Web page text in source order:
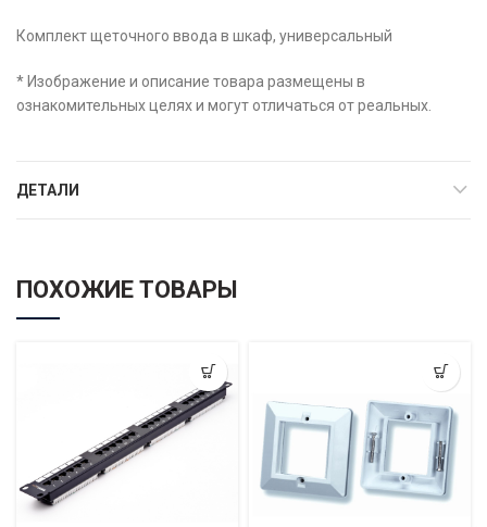
Комплект щеточного ввода в шкаф, универсальный
* Изображение и описание товара размещены в
ознакомительных целях и могут отличаться от реальных.
ДЕТАЛИ
ПОХОЖИЕ ТОВАРЫ